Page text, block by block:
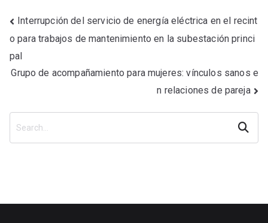
Interrupción del servicio de energía eléctrica en el recint
o para trabajos de mantenimiento en la subestación princi
pal
Grupo de acompañamiento para mujeres: vínculos sanos e
n relaciones de pareja
Search